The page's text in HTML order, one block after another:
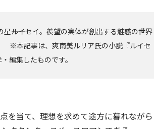
――ルイセイ。羨望の実体が創出する魅惑の世界
※本記事は、爽南美ルリア氏の小説『ルイセ
集したものです。
を当て、理想を求めて途方に暮れながら